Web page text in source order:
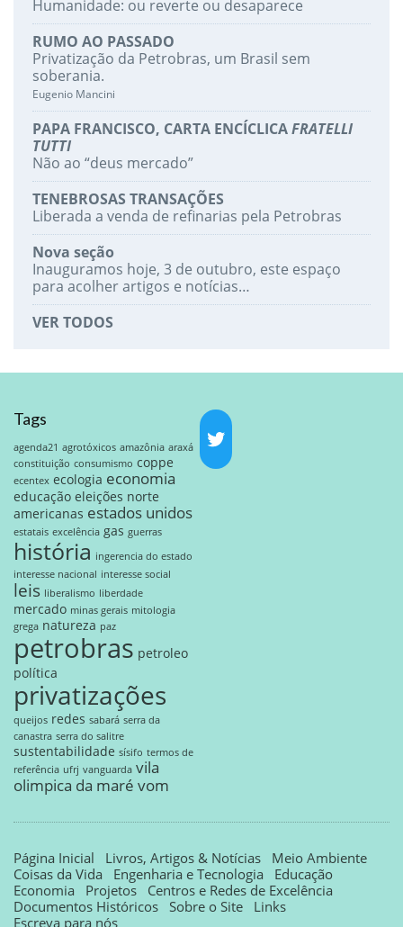
Humanidade: ou reverte ou desaparece
RUMO AO PASSADO
Privatização da Petrobras, um Brasil sem
soberania.
Eugenio Mancini
PAPA FRANCISCO, CARTA ENCÍCLICAFRATELLI
TUTTI
Não ao “deus mercado”
TENEBROSAS TRANSAÇÕES
Liberada a venda de refinarias pela Petrobras
Nova seção
Inauguramos hoje, 3 de outubro, este espaço
para acolher artigos e notícias…
VER TODOS
Tags
agenda21 agrotóxicos amazônia araxá
constituição consumismo coppe
ecentex ecologia economia
educação eleições norte
americanas estados unidos
estatais excelência gas guerras
história ingerencia do estado
interesse nacional interesse social
leis liberalismo liberdade
mercado minas gerais mitologia
grega natureza paz
petrobras petroleo
política
privatizações
queijos redes sabará serra da
canastra serra do salitre
sustentabilidade sísifo termos de
referência ufrj vanguarda vila
olimpica da maré vom
Página Inicial Livros, Artigos & Notícias
Meio Ambiente
Coisas da Vida
Engenharia e Tecnologia
Educação
Economia
Projetos
Centros e Redes de Excelência
Documentos Históricos Sobre o Site
Links
Escreva para nós